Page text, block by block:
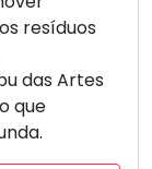
resíduos
das Artes
que